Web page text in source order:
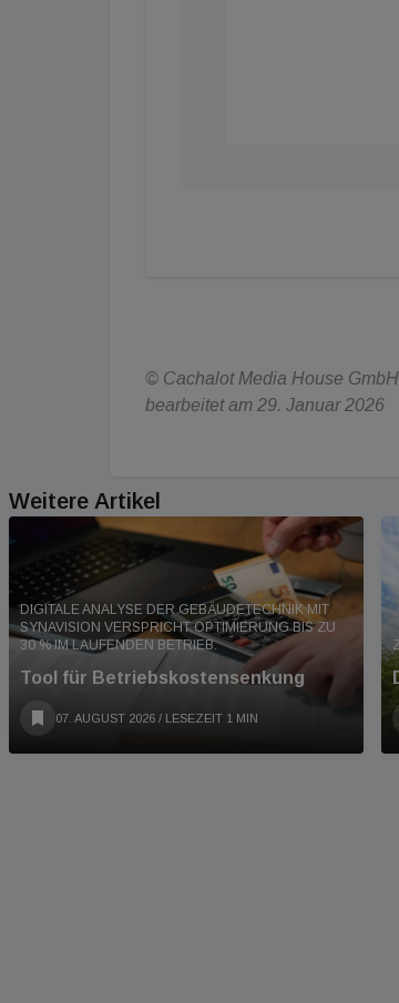
© Cachalot Media House
bearbeitet am 29. Januar 2026
Weitere Artikel
DIGITALE ANALYSE DER GEBÄUDETECHNIK MIT
SYNAVISION VERSPRICHT OPTIMIERUNG BIS ZU
30 % IM LAUFENDEN BETRIEB.
Tool für Betriebskostensenkung
07. AUGUST 2026 / LESEZEIT 1 MIN